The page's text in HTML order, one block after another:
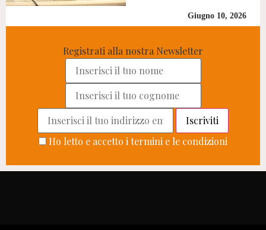
Giugno 10, 2026
Registrati alla nostra Newsletter
Ho letto e accetto i termini e le condizioni